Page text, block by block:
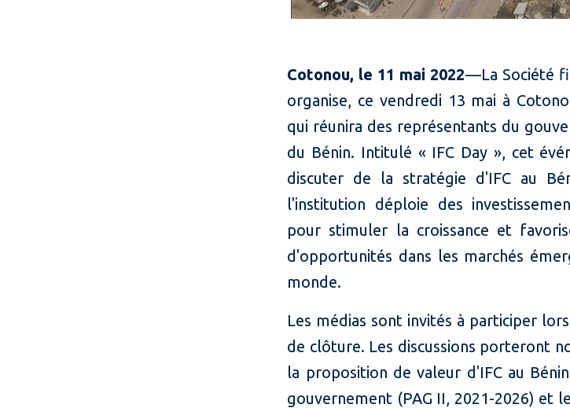
Cotonou, le 11 mai 2022—La Société
organise, ce vendredi 13 mai à
qui réunira des représentants du
du Bénin. Intitulé « IFC Day », cet
discuter de la stratégie d'IFC au
l'institution déploie des
pour stimuler la croissance et
d'opportunités dans les marchés
monde.
Les médias sont invités à participer
de clôture. Les discussions porteront
la proposition de valeur d'IFC au
gouvernement (PAG II, 2021-2026) et